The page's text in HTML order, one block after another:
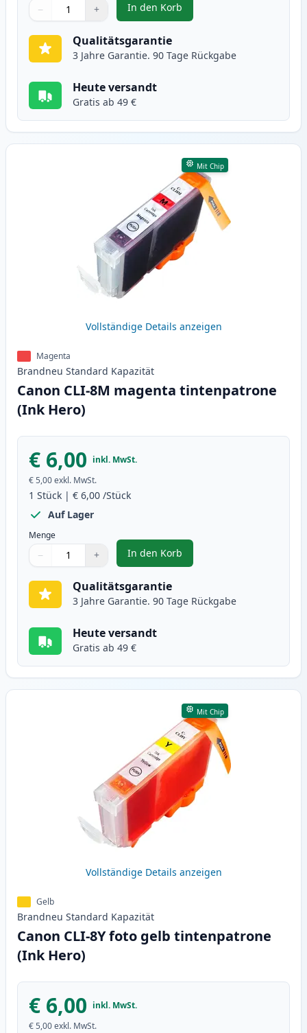
Verwenden Sie die Tasten, um anzupassen
− +
1
In den Korb
, Canon CLI-8C cyan
Qualitätsgarantie
3 Jahre Garantie. 90 Tage Rückgabe
Heute versandt
Gratis ab 49 €
Mit Chip
Vollständige Details anzeigen
Magenta
Brandneu Standard Kapazität
Canon CLI-8M magenta tintenpatrone
(Ink Hero)
€ 6,00 inkl. MwSt.
€ 5,00exkl. MwSt.
1 Stück | € 6,00 /Stück
Auf Lager
Menge
Verwenden Sie die Tasten, um anzupassen
− +
1
In den Korb
, Canon CLI-8M magenta
Qualitätsgarantie
3 Jahre Garantie. 90 Tage Rückgabe
Heute versandt
Gratis ab 49 €
Mit Chip
Vollständige Details anzeigen
Gelb
Brandneu Standard Kapazität
Canon CLI-8Y foto gelb tintenpatrone
(Ink Hero)
€ 6,00 inkl. MwSt.
€ 5,00exkl. MwSt.